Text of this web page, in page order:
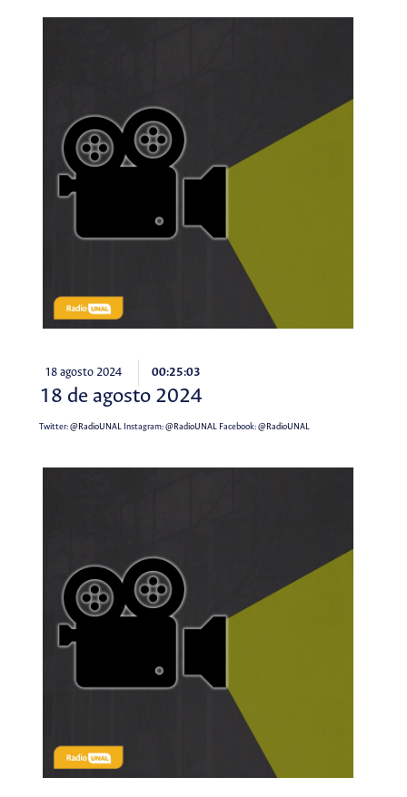
18 agosto 2024 00:25:03
18 de agosto 2024
Twitter:@RadioUNALInstagram:@RadioUNALFacebook:@RadioUNAL